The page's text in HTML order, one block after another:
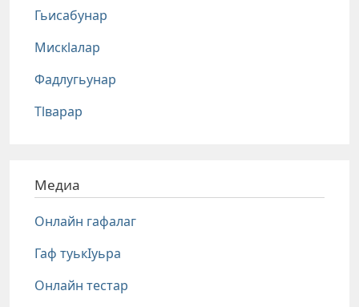
Гьисабунар
Мискlалар
Фадлугьунар
Тlварар
Медиа
Онлайн гафалаг
Гаф туькIуьра
Онлайн тестар